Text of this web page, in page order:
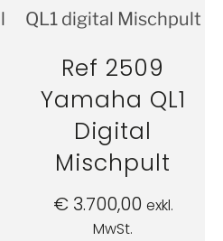
Ref 2509
Yamaha QL1
Digital
Mischpult
€3.700,00 exkl.
MwSt.